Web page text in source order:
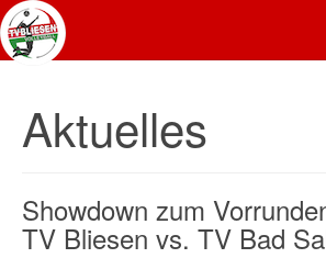
Aktuelles
Showdown zum
TV Bliesen vs. TV Bad